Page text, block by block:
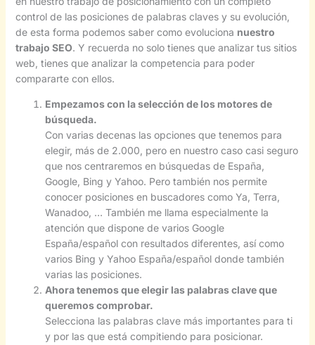
control de las posiciones de palabras claves y su evolución,
de esta forma podemos saber como evoluciona nuestro
trabajo SEO. Y recuerda no solo tienes que analizar tus sitios
web, tienes que analizar la competencia para poder
compararte con ellos.
Empezamos con la selección de los motores de
búsqueda.
Con varias decenas las opciones que tenemos para
elegir, más de 2.000, pero en nuestro caso casi seguro
que nos centraremos en búsquedas de España,
Google, Bing y Yahoo. Pero también nos permite
conocer posiciones en buscadores como Ya, Terra,
Wanadoo, … También me llama especialmente la
atención que dispone de varios Google
España/español con resultados diferentes, así como
varios Bing y Yahoo España/español donde también
varias las posiciones.
Ahora tenemos que elegir las palabras clave que
queremos comprobar.
Selecciona las palabras clave más importantes para ti
y por las que está compitiendo para posicionar.